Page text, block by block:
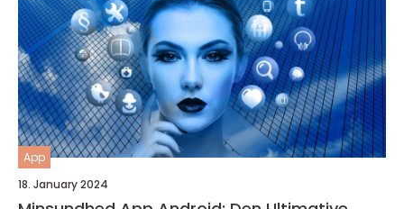
App
18. January 2024